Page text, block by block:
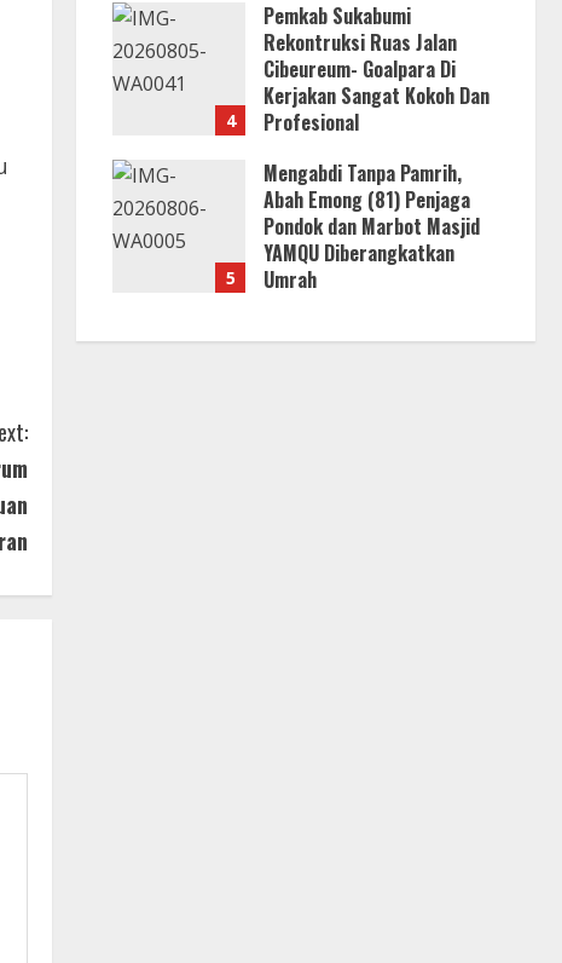
4
Pemkab Sukabumi
Rekontruksi Ruas Jalan
Cibeureum- Goalpara Di
Kerjakan Sangat Kokoh Dan
Profesional
5
Mengabdi Tanpa Pamrih,
Abah Emong (81) Penjaga
Pondok dan Marbot Masjid
YAMQU Diberangkatkan
Umrah